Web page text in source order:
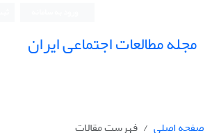
مجله مطالعات اجتماعی ایران
صفحه اصلی
فهرست مقالات